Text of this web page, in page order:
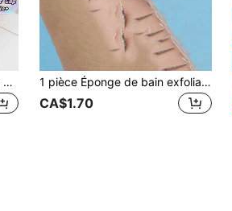
1 pièce Bonnet de douche en nylon doux et soyeux, réglable avec cordon de serrage, imperméable, pour femmes aux cheveux longs, usage domestique et de voyage, séchage rapide, réutilisable 1 pièce Éponge de bain exfoliante sans douleur, haute densité, douce et respectueuse de la peau, élimine les peaux mortes, gommage doux et profond sans nuire à la peau délicate, outil de douche portable pour salle de bain de location, salle de sport, hôtel et utilisation quotidienne sous la douche
CA$1.70